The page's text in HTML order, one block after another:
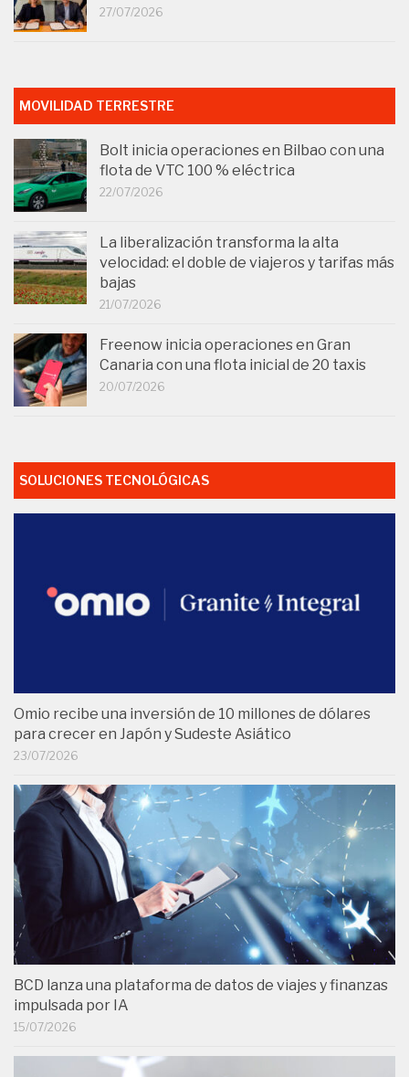
27/07/2026
MOVILIDAD TERRESTRE
Bolt inicia operaciones en Bilbao con una
flota de VTC 100 % eléctrica
22/07/2026
La liberalización transforma la alta
velocidad: el doble de viajeros y tarifas más
bajas
21/07/2026
Freenow inicia operaciones en Gran
Canaria con una flota inicial de 20 taxis
20/07/2026
SOLUCIONES TECNOLÓGICAS
Omio recibe una inversión de 10 millones de dólares
para crecer en Japón y Sudeste Asiático
23/07/2026
BCD lanza una plataforma de datos de viajes y finanzas
impulsada por IA
15/07/2026